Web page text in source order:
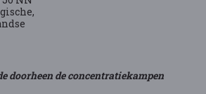
doorheen de concentratiekampen